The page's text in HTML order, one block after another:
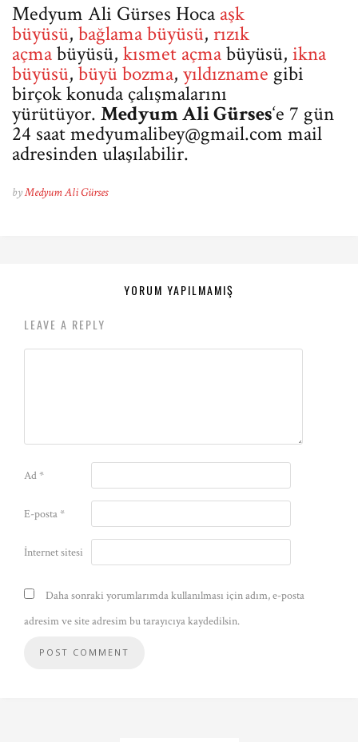
Medyum Ali Gürses Hoca aşk
büyüsü, bağlama büyüsü, rızık
açmabüyüsü, kısmet açmabüyüsü, ikna
büyüsü, büyü bozma, yıldızname gibi
birçok konuda çalışmalarını
yürütüyor. Medyum Ali Gürses‘e 7 gün
24 saatmedyumalibey@gmail.com mail
adresinden ulaşılabilir.
byMedyum Ali Gürses
YORUM YAPILMAMIŞ
LEAVE A REPLY
Ad*
E-posta*
İnternet sitesi
Daha sonraki yorumlarımda kullanılması için adım, e-posta
adresim ve site adresim bu tarayıcıya kaydedilsin.